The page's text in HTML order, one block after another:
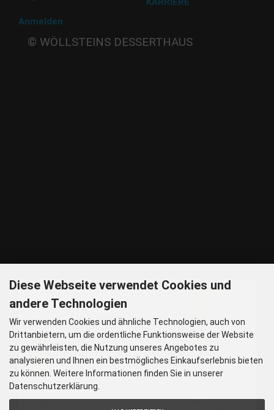
Anmelden
© WÖLLSTEINS DESSERTHAUS
GOOGLE MAPS
Diese Webseite verwendet Cookies und
andere Technologien
Wir verwenden Cookies und ähnliche Technologien, auch von
Drittanbietern, um die ordentliche Funktionsweise der Website
zu gewährleisten, die Nutzung unseres Angebotes zu
analysieren und Ihnen ein bestmögliches Einkaufserlebnis bieten
zu können. Weitere Informationen finden Sie in unserer
Datenschutzerklärung.